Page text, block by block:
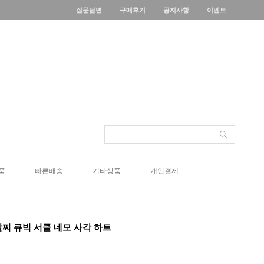
질문답변 구매후기 공지사항 이벤트
빠른배송 기타상품 개인결제
큐빅 서클 네모 사각 하트